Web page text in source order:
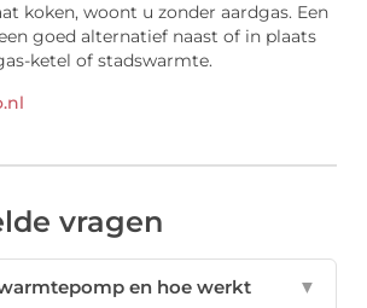
koken, woont u zonder aardgas. Een
goed alternatief naast of in plaats
ketel of stadswarmte.
vragen
en hoe werkt
▼